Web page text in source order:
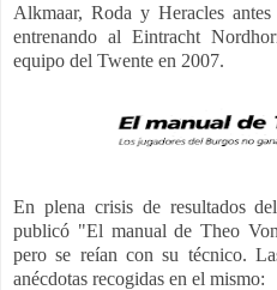
Alkmaar, Roda y Heracles
entrenando al Eintracht
equipo del Twente en 2007.
En plena crisis de resultados
publicó "El manual de Theo
pero se reían con su técnico.
anécdotas recogidas en el mismo: